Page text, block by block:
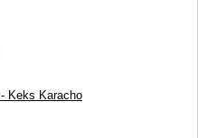
Keks Karacho